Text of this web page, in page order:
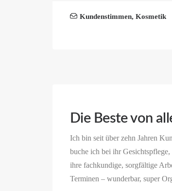
Kundenstimmen, Kosmetik
Die Beste von
Ich bin seit über zehn Jahren
buche ich bei ihr
ihre fachkundige, sorgfältige
Terminen – wunderbar, super